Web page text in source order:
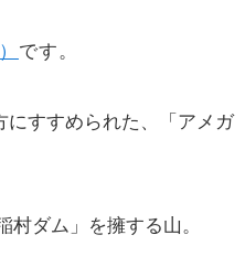
です。
にすすめられた、「アメガ
村ダム」を擁する山。